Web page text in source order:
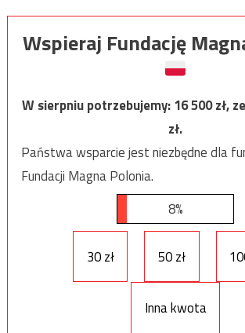
Wspieraj Fundację
W sierpniu potrzebujemy:16 500zł,
zł.
Państwa wsparcie jest niezbędne dla
Fundacji Magna Polonia.
8%
30 zł 50 zł
Inna kwota